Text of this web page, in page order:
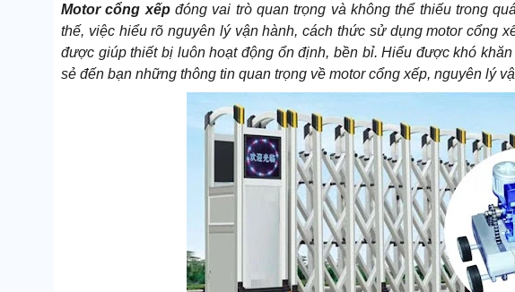
Motor cổng xếpđóng vai trò quan trọng và không thể thiếu trong
thế, việc hiểu rõ nguyên lý vận hành, cách thức sử dụng motor cổng
được giúp thiết bị luôn hoạt động ổn định, bền bỉ. Hiểu được khó
sẻ đến bạn những thông tin quan trọng về motor cổng xếp, nguyên lý